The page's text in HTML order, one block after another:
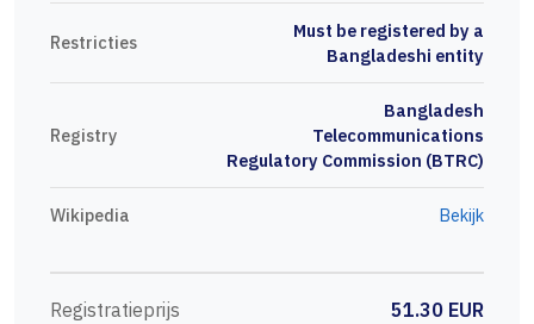
Restricties
Must be registered by a
Bangladeshi entity
Registry
Bangladesh
Telecommunications
Regulatory Commission (BTRC)
Wikipedia Bekijk
Registratieprijs
51.30 EUR